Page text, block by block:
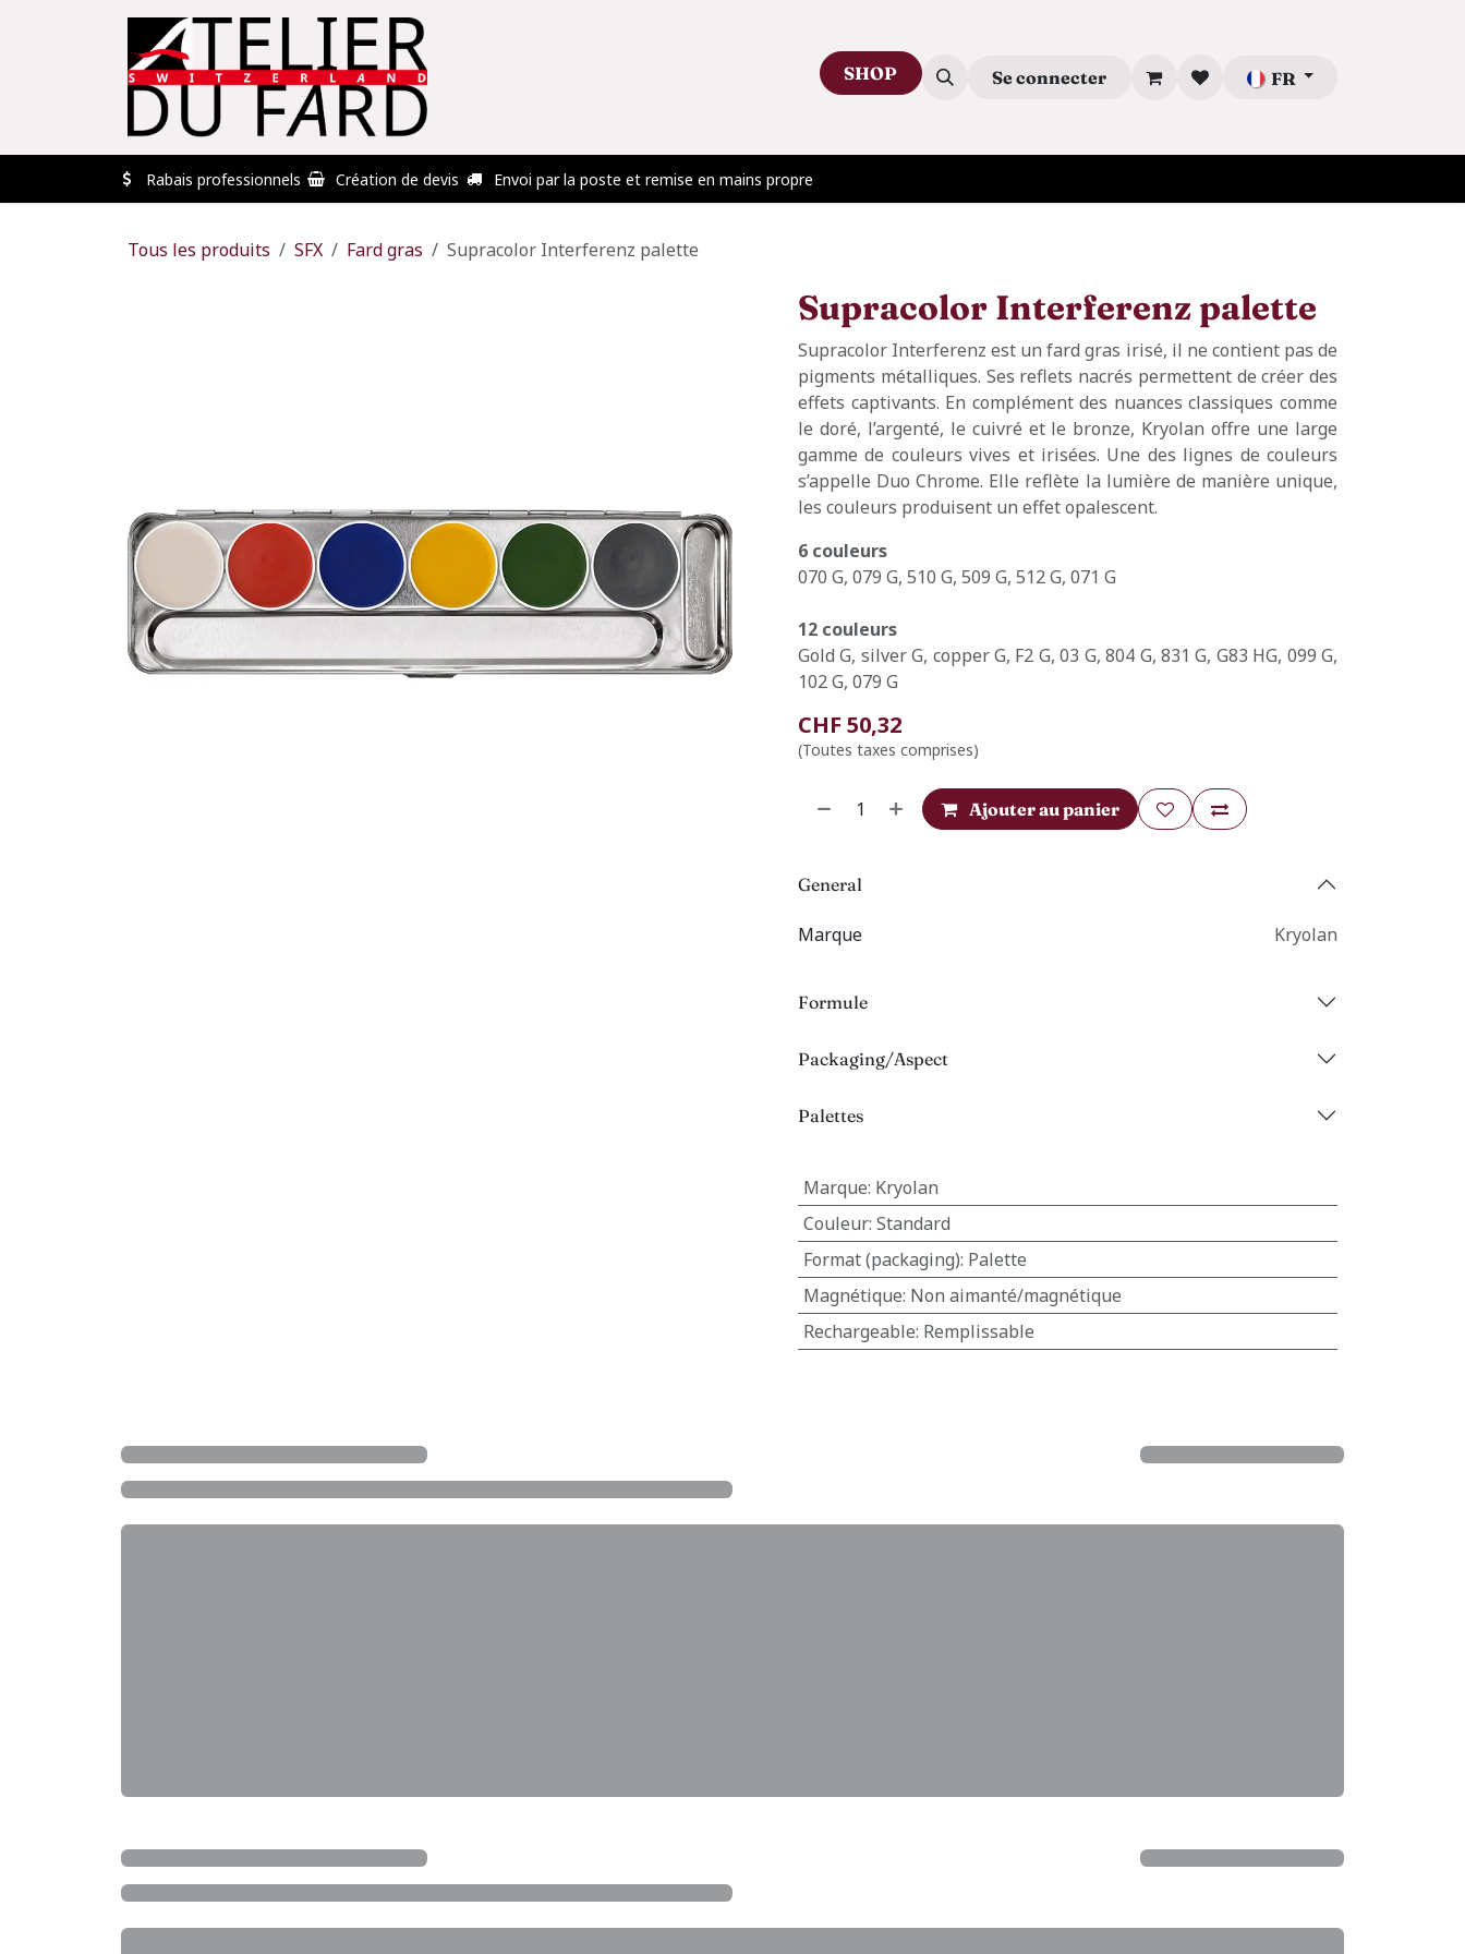
Se rendre au contenu
🏠 Professionnels Déstockage SHOP Se connecter FR
Rabais professionnels Création de devis Envoi par la poste et remise en mains propre
Tous les produits SFX Fard gras Supracolor Interferenz palette
Supracolor Interferenz palette
Supracolor Interferenz est un fard gras irisé, il ne contient pas de
pigments métalliques. Ses reflets nacrés permettent de créer des
effets captivants. En complément des nuances classiques comme
le doré, l’argenté, le cuivré et le bronze, Kryolan offre une large
gamme de couleurs vives et irisées. Une des lignes de couleurs
s’appelle Duo Chrome. Elle reflète la lumière de manière unique,
les couleurs produisent un effet opalescent.
6 couleurs
070 G, 079 G, 510 G, 509 G, 512 G, 071 G
12 couleurs
Gold G, silver G, copper G, F2 G, 03 G, 804 G, 831 G, G83 HG, 099 G,
102 G, 079 G
CHF 50,32
(Toutes taxes comprises)
Ajouter au panier
General
Marque Kryolan
Formule
Packaging/Aspect
Palettes
Marque: Kryolan
Couleur: Standard
Format (packaging): Palette
Magnétique: Non aimanté/magnétique
Rechargeable: Remplissable